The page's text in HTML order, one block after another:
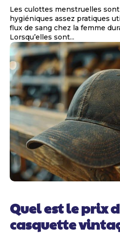
Les culottes menstruelles
hygiéniques assez pratiques
flux de sang chez la femme
Lorsqu’elles sont...
Quel est le prix
casquette